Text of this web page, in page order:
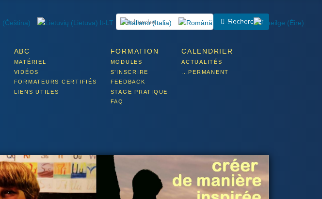
ABC
MATÉRIEL
VIDÉOS
FORMATEURS CERTIFIÉS
LIENS UTILES
FORMATION
MODULES
S’INSCRIRE
FEEDBACK
STAGE PRATIQUE
FAQ
CALENDRIER
ACTUALITÉS
...PERMANENT
Rechercher